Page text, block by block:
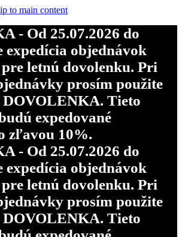
to main content
zľavou 10%.
- Od 25.07.2026 do
expedícia objednávok
pre letnú dovolenku. Pri
prosím použite
Tieto
expedované
zľavou 10%.
- Od 25.07.2026 do
expedícia objednávok
pre letnú dovolenku. Pri
prosím použite
Tieto
- Od 25.07.2026 do
expedícia objednávok
letnú dovolenku. Pri
prosím použite
Tieto
expedované
zľavou 10%.
- Od 25.07.2026 do
expedícia objednávok
letnú dovolenku. Pri
prosím použite
Tieto